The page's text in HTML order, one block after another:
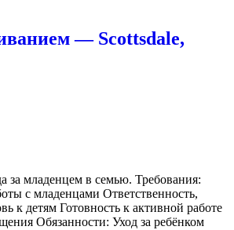
— Scottsdale,
за младенцем в семью. Требования:
с младенцами Ответственность,
к детям Готовность к активной работе
Обязанности: Уход за ребёнком